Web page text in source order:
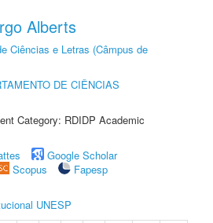
Alberts
Ciências e Letras (Câmpus de
DE CIÊNCIAS
Category: RDIDP Academic
Google Scholar
Scopus
Fapesp
UNESP